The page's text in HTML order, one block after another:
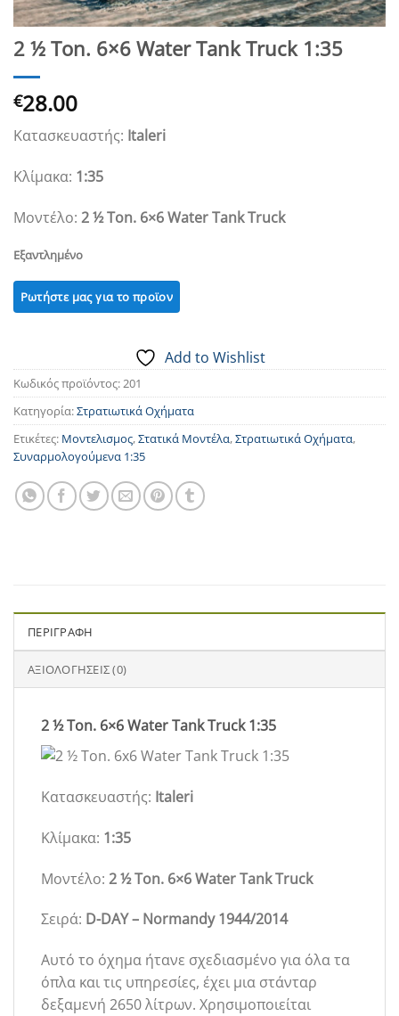
2 ½ Ton. 6×6 Water Tank Truck 1:35
€28.00
Κατασκευαστής: Italeri
Κλίμακα: 1:35
Μοντέλο: 2 ½ Ton. 6×6 Water Tank Truck
Εξαντλημένο
Add to Wishlist
Κωδικός προϊόντος:201
Κατηγορία:Στρατιωτικά Οχήματα
Ετικέτες: Μοντελισμος,Στατικά Μοντέλα,Στρατιωτικά Οχήματα,
Συναρμολογούμενα 1:35
ΠΕΡΙΓΡΑΦΉ
ΑΞΙΟΛΟΓΉΣΕΙΣ (0)
2 ½ Ton. 6×6 Water Tank Truck 1:35
Κατασκευαστής: Italeri
Κλίμακα: 1:35
Μοντέλο: 2 ½ Ton. 6×6 Water Tank Truck
Σειρά: D-DAY – Normandy 1944/2014
Αυτό το όχημα ήτανε σχεδιασμένο για όλα τα
όπλα και τις υπηρεσίες, έχει μια στάνταρ
δεξαμενή 2650 λίτρων. Χρησιμοποιείται